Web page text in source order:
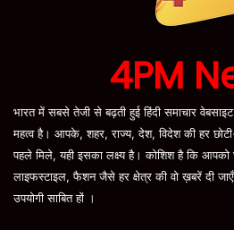
4PM
भारत में सबसे तेजी से बढ़ती हुई हिंदी समाचार
महत्व है। आपके, शहर, राज्य, देश, विदेश की हर
पहले मिले, यही इसका लक्ष्य है। कोशिश है कि आपको
लाइफस्टाइल, फैशन जैसे हर क्षेत्र की वो ख़बरें दी
उपयोगी साबित हों ।